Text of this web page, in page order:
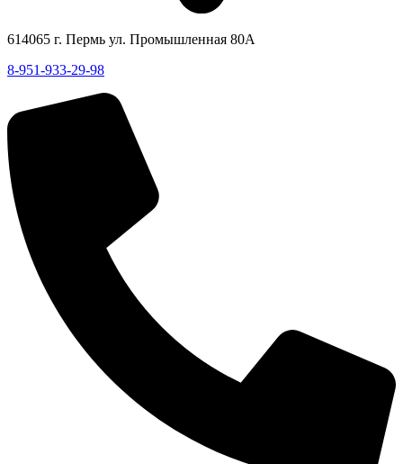
614065 г. Пермь ул. Промышленная 80А
8-951-933-29-98